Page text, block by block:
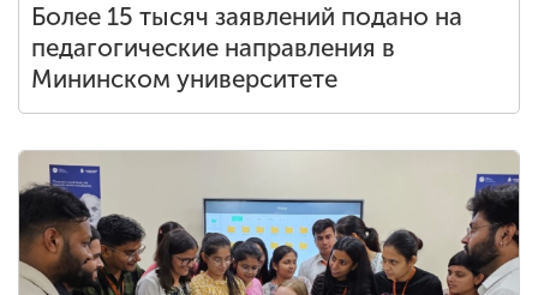
Более 15 тысяч заявлений подано на
педагогические направления в
Мининском университете